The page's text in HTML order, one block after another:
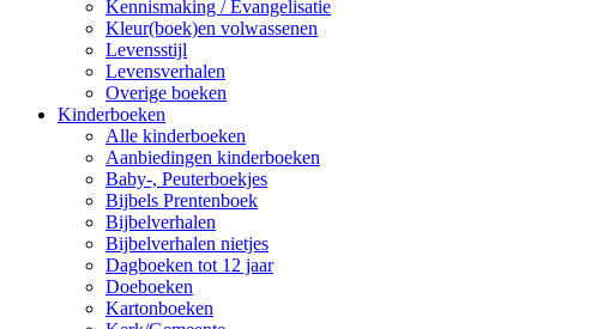
Kennismaking / Evangelisatie
Kleur(boek)en volwassenen
Levensstijl
Levensverhalen
Overige boeken
Kinderboeken
Alle kinderboeken
Aanbiedingen kinderboeken
Baby-, Peuterboekjes
Bijbels Prentenboek
Bijbelverhalen
Bijbelverhalen nietjes
Dagboeken tot 12 jaar
Doeboeken
Kartonboeken